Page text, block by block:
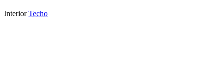
Interior Techo